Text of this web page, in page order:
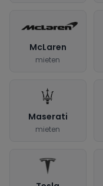
McLaren
mieten
Maserati
mieten